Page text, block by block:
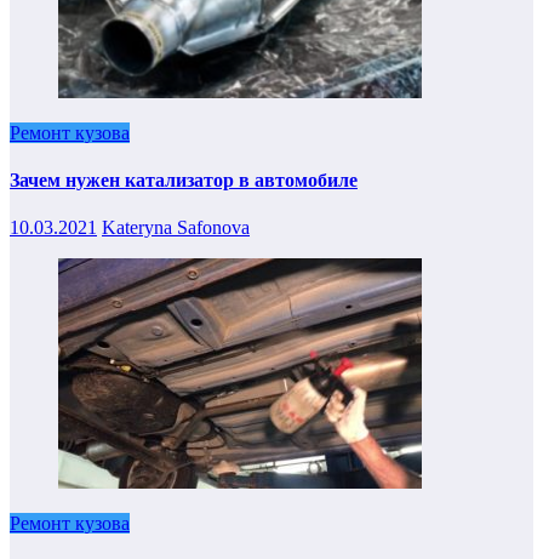
Ремонт кузова
Зачем нужен катализатор в автомобиле
10.03.2021 Kateryna Safonova
Ремонт кузова